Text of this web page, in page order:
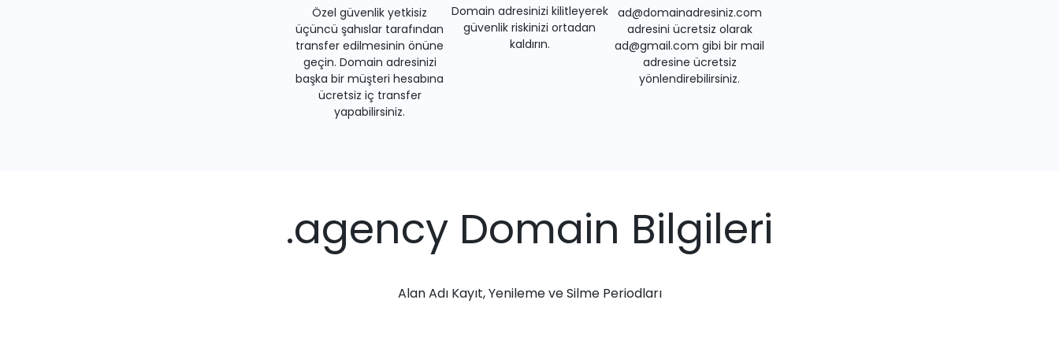
Özel güvenlik yetkisiz
üçüncü şahıslar tarafından
transfer edilmesinin önüne
geçin. Domain adresinizi
başka bir müşteri hesabına
ücretsiz iç transfer
yapabilirsiniz.
Domain adresinizi kilitleyerek
güvenlik riskinizi ortadan
kaldırın.
ad@domainadresiniz.com
adresini ücretsiz olarak
ad@gmail.com gibi bir mail
adresine ücretsiz
yönlendirebilirsiniz.
.agency Domain Bilgileri
Alan Adı Kayıt, Yenileme ve Silme Periodları